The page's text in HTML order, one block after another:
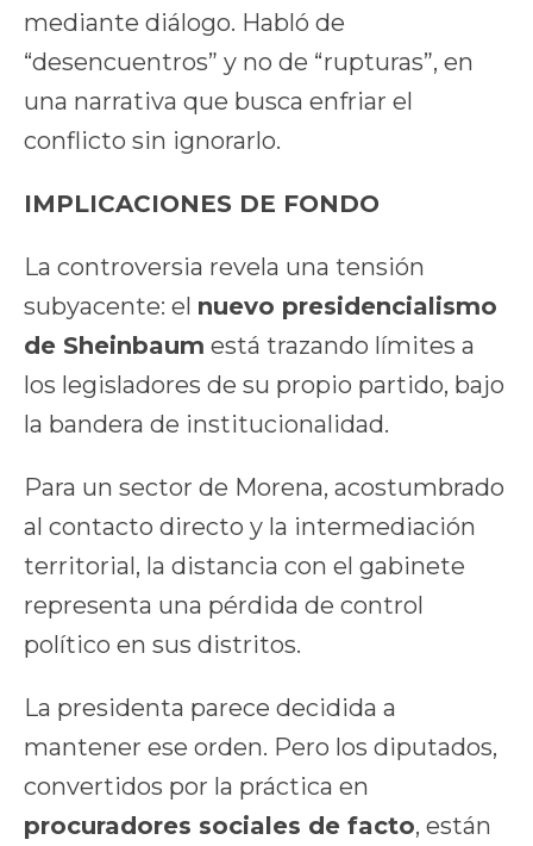
mediante diálogo. Habló de
“desencuentros” y no de “rupturas”, en
una narrativa que busca enfriar el
conflicto sin ignorarlo.
IMPLICACIONES DE FONDO
La controversia revela una tensión
subyacente: el nuevo presidencialismo
de Sheinbaum está trazando límites a
los legisladores de su propio partido, bajo
la bandera de institucionalidad.
Para un sector de Morena, acostumbrado
al contacto directo y la intermediación
territorial, la distancia con el gabinete
representa una pérdida de control
político en sus distritos.
La presidenta parece decidida a
mantener ese orden. Pero los diputados,
convertidos por la práctica en
procuradores sociales de facto, están